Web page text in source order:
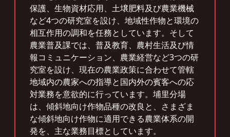
保護、生物資材応用、土壌肥料及び農業機械
など4つの研究室を設け、地域性作物と環境の
相互作用の調和を任務としています。そして
農業普及課では、普及教育、農村生活及び情
報コミュニケーション、農業経営など3つの研
究室を設け、現在の農業政策に合わせて管轄
地域内の農家への指導と国内外の賓客への応
対業務を意欲的に行っています。埔里分場
は、傾斜地向け作物品種の改良と、さまざま
な傾斜地向け作物に適用できる農業体系の開
発を、主な業務目標としています。